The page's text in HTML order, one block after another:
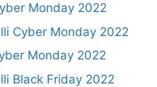
Monday 2022
Cyber Monday 2022
Monday 2022
Black Friday 2022